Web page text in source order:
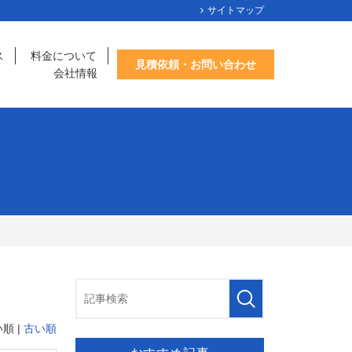
サイトマップ
料金について
会社情報
見積依頼・お問い合わせ
順 | 古い順